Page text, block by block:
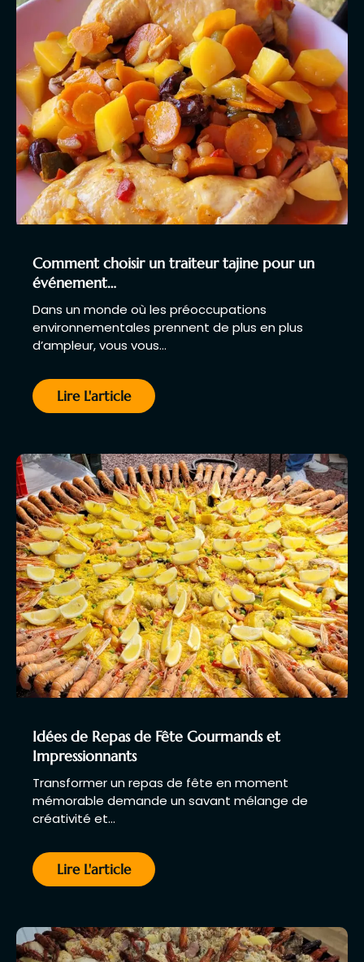
Comment choisir un traiteur tajine pour un
événement…
Dans un monde où les préoccupations
environnementales prennent de plus en plus
d’ampleur, vous vous…
Lire L'article
Idées de Repas de Fête Gourmands et
Impressionnants
Transformer un repas de fête en moment
mémorable demande un savant mélange de
créativité et…
Lire L'article